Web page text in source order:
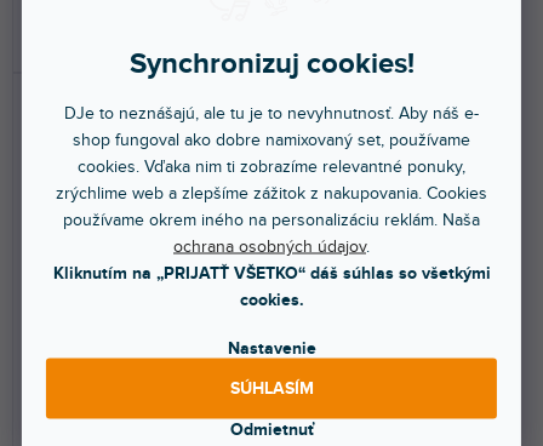
Synchronizuj cookies!
DJe to neznášajú, ale tu je to nevyhnutnosť. Aby náš e-
shop fungoval ako dobre namixovaný set, používame
cookies. Vďaka nim ti zobrazíme relevantné ponuky,
zrýchlime web a zlepšíme zážitok z nakupovania. Cookies
používame okrem iného na personalizáciu reklám. Naša
ochrana osobných údajov.
Kliknutím na „PRIJATŤ VŠETKO“ dáš súhlas so všetkými
cookies.
Nastavenie
Odmietnuť
SÚHLASÍM
Skin XONE 96 FULL
Do 5 dní
Heath XONE:96. Ochráni váš
Skin XONE 96 FULL
COLORS Dark Yellow
Heath XONE:96. Ochráni váš
mixážny pult a...